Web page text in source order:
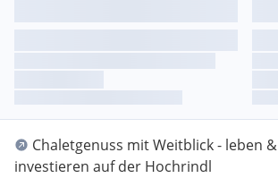
Chaletgenuss mit Weitblick - leben &
investieren auf der Hochrindl